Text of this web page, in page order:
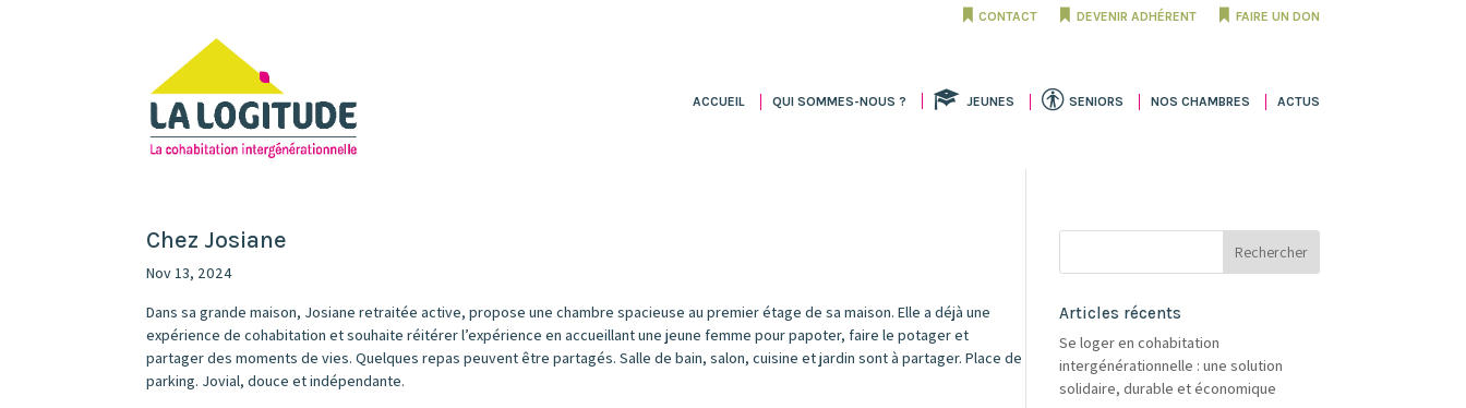
CONTACT DEVENIR ADHÉRENT FAIRE UN DON
ACCUEIL QUI SOMMES-NOUS ? JEUNES SENIORS NOS CHAMBRES ACTUS
Chez Josiane
Nov 13, 2024
Dans sa grande maison, Josiane retraitée active, propose une chambre spacieuse au premier étage de sa maison. Elle a déjà une
expérience de cohabitation et souhaite réitérer l’expérience en accueillant une jeune femme pour papoter, faire le potager et
partager des moments de vies. Quelques repas peuvent être partagés. Salle de bain, salon, cuisine et jardin sont à partager. Place de
parking. Jovial, douce et indépendante.
Articles récents
Se loger en cohabitation
intergénérationnelle : une solution
solidaire, durable et économique